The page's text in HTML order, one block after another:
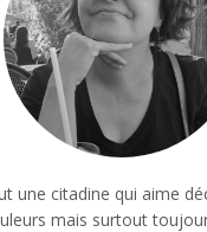
une citadine qui aime
mais surtout